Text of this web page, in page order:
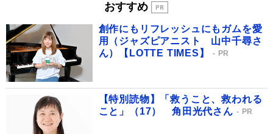
おすすめ
創作にもリフレッシュにもガムを愛
用（ジャズピアニスト 山中千尋さ
ん）【LOTTE TIMES】
PR
【特別読物】「救うこと、救われる
こと」（17） 角田光代さん
PR